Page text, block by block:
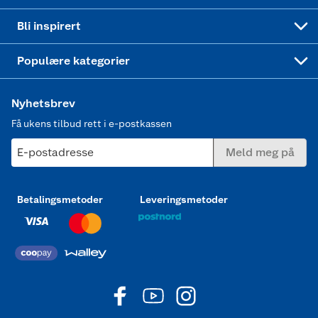
Bli inspirert
Populære kategorier
Nyhetsbrev
Få ukens tilbud rett i e-postkassen
E-postadresse Meld meg på
Betalingsmetoder Leveringsmetoder